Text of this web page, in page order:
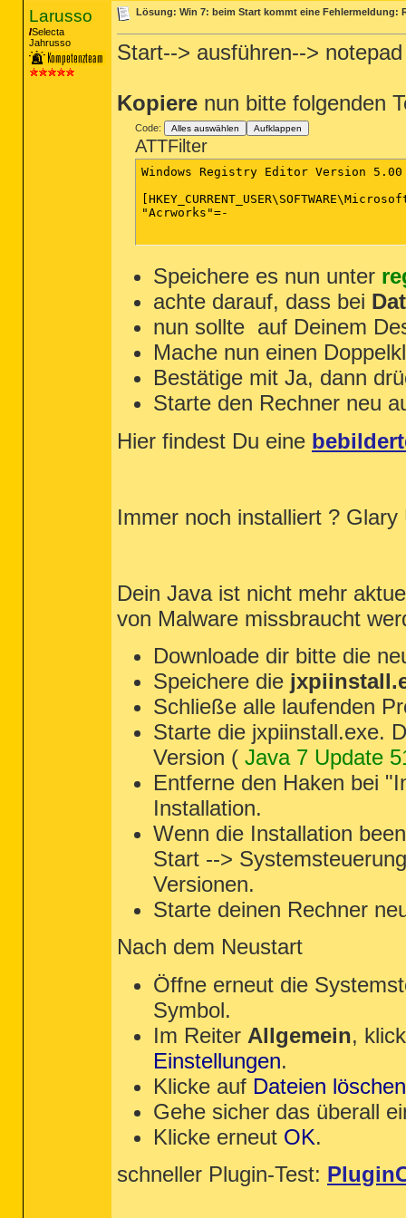
Larusso
Selecta
Jahrusso
Lösung: Win 7: beim Start kommt eine Fehlermeldung:
Start--> ausführen-->
Kopiere nun bitte folgenden
Code: Alles auswählen Aufklappen
ATTFilter
Windows Registry Editor Version 5.00
"Acrworks"=-
Speichere es nun unter
achte darauf, dass bei
nun sollte auf Deinem
Mache nun einen
Bestätige mit Ja, dann
Starte den Rechner neu
Hier findest Du eine
Immer noch installiert ? Glary
Dein Java ist nicht mehr
von Malware missbraucht
Downloade dir bitte die
Speichere die
Schließe alle laufenden
Starte die jxpiinstall.exe.
Version ( Java 7 Update
Entferne den Haken bei
Installation.
Wenn die Installation
Start -->
Versionen.
Starte deinen Rechner
Nach dem Neustart
Öffne erneut die
Symbol.
Im Reiter Allgemein,
Einstellungen.
Klicke auf Dateien
Gehe sicher das überall
Klicke erneut OK.
schneller Plugin-Test: